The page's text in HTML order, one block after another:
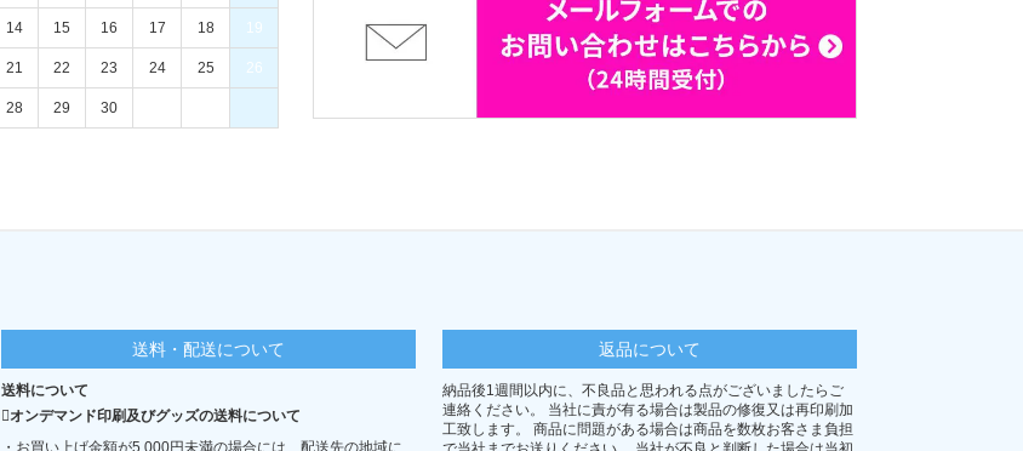
14 15 16 17 18 19
21 22 23 24 25 26
28 29 30
送料・配送について
送料について
オンデマンド印刷及びグッズの送料について
返品について
納品後1週間以内に、不良品と思われる点がございましたらご
連絡ください。 当社に責が有る場合は製品の修復又は再印刷加
工致します。 商品に問題がある場合は商品を数枚お客さま負担